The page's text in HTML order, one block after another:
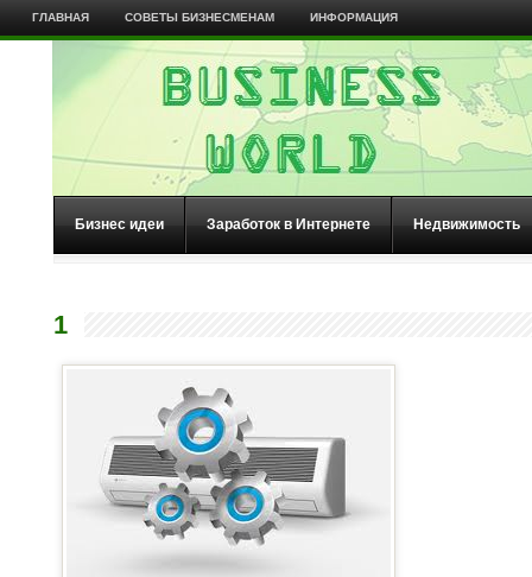
ГЛАВНАЯ СОВЕТЫ БИЗНЕСМЕНАМ ИНФОРМАЦИЯ
Бизнес идеи Заработок в Интернете Недвижимость
1